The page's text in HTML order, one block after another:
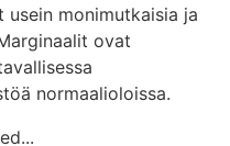
monimutkaisia ja
ovat
normaalioloissa.